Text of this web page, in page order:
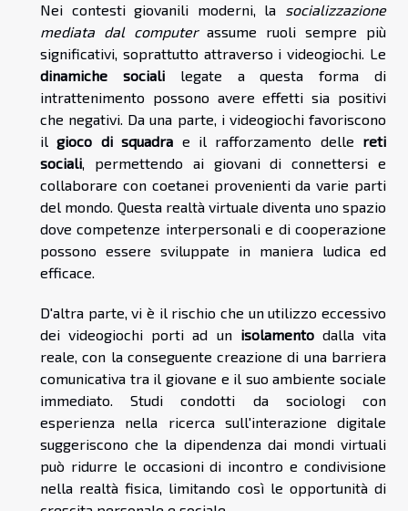
Nei contesti giovanili moderni, la
socializzazione
mediata dal computerassume ruoli sempre più
significativi, soprattutto attraverso i videogiochi. Le
dinamiche socialilegate a questa forma di
intrattenimento possono avere effetti sia positivi
che negativi. Da una parte, i videogiochi favoriscono
ilgioco di squadra e il rafforzamento delle reti
sociali, permettendo ai giovani di connettersi e
collaborare con coetanei provenienti da varie parti
del mondo. Questa realtà virtuale diventa uno spazio
dove competenze interpersonali e di cooperazione
possono essere sviluppate in maniera ludica ed
efficace.
D'altra parte, vi è il rischio che un utilizzo eccessivo
dei videogiochi porti ad un isolamentodalla vita
reale, con la conseguente creazione di una barriera
comunicativa tra il giovane e il suo ambiente sociale
immediato. Studi condotti da sociologi con
esperienza nella ricerca sull'interazione digitale
suggeriscono che la dipendenza dai mondi virtuali
può ridurre le occasioni di incontro e condivisione
nella realtà fisica, limitando così le opportunità di